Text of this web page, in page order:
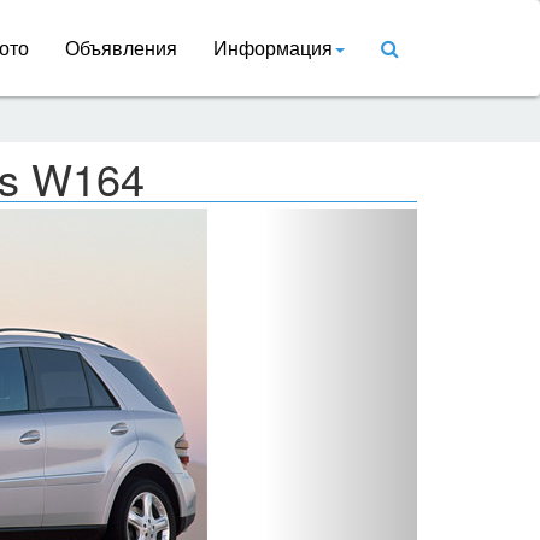
Объявления Информация
W164